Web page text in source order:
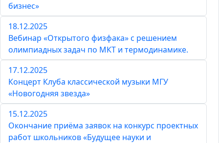
бизнес»
18.12.2025
Вебинар «Открытого физфака» с решением
олимпиадных задач по МКТ и термодинамике.
17.12.2025
Концерт Клуба классической музыки МГУ
«Новогодняя звезда»
15.12.2025
Окончание приёма заявок на конкурс проектных
работ школьников «Будущее науки и